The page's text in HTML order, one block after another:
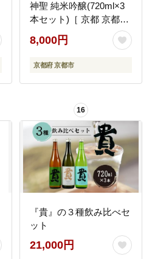
神聖 純米吟醸(720ml×3
本セット)［ 京都 京都市
伏見 日本酒 酒 お酒 さけ
sake 逸品 人気 おすすめ
お取り寄せ ギフト プレ
い 内祝い ご自宅用 ご家
ふるさと納税 ］
8,000円
京都府 京都市
16
『貴』の３種飲み比べセ
ット
21,000円